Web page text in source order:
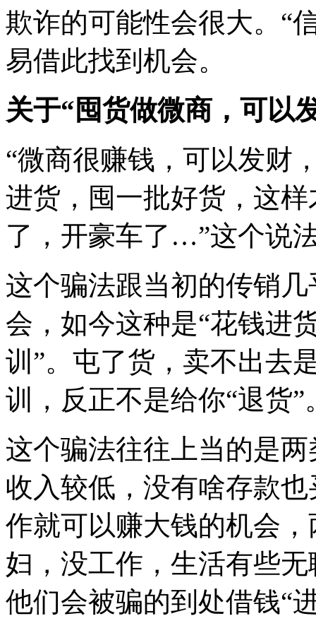
欺诈的可能性会很大。“
易借此找到机会。
关于“囤货做微商，可以
“微商很赚钱，可以发财
进货，囤一批好货，这
了，开豪车了…”这个说
这个骗法跟当初的传销
会，如今这种是“花钱进
训”。屯了货，卖不出去
训，反正不是给你“退货”
这个骗法往往上当的是
收入较低，没有啥存款
作就可以赚大钱的机会
妇，没工作，生活有些
他们会被骗的到处借钱“